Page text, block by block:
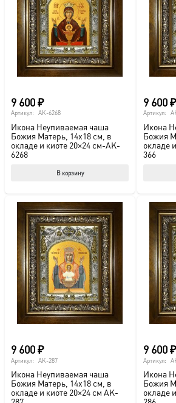
9 600₽
Артикул: AK-6268
Икона Неупиваемая чаша
Божия Матерь, 14х18 см, в
окладе и киоте 20×24 см-AK-
6268
В корзину
9 600₽
Артикул:
Икона
Божия
окладе
366
9 600₽
Артикул: AK-287
Икона Неупиваемая чаша
Божия Матерь, 14х18 см, в
окладе и киоте 20×24 см AK-
9 600₽
Артикул:
Икона
Божия
окладе